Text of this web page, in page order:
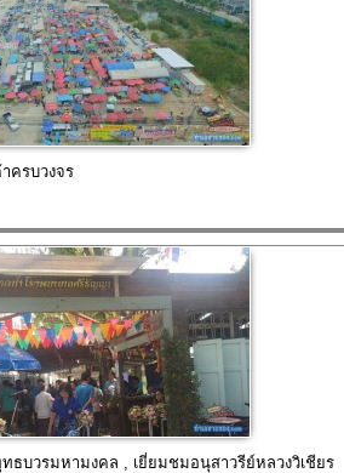
ครบวงจร
บวรมหามงคล , เยี่ยมชมอนุสาวรีย์หลวงวิเชียร